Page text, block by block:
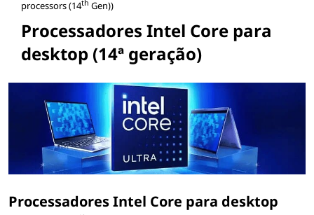
processors (14th Gen))
Processadores Intel Core para
desktop (14ª geração)
Processadores Intel Core para desktop